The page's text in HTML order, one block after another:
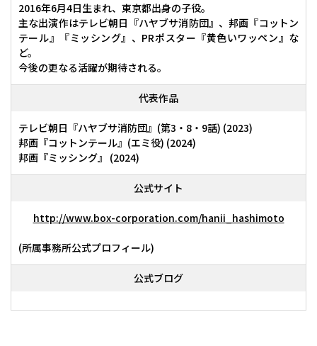
2016年6月4日生まれ、東京都出身の子役。
主な出演作はテレビ朝日『ハヤブサ消防団』、邦画『コットン
テール』『ミッシング』、PRポスター『黄色いワッペン』な
ど。
今後の更なる活躍が期待される。
代表作品
テレビ朝日『ハヤブサ消防団』(第3・8・9話) (2023)
邦画『コットンテール』(エミ役) (2024)
邦画『ミッシング』 (2024)
公式サイト
http://www.box-corporation.com/hanii_hashimoto
(所属事務所公式プロフィール)
公式ブログ